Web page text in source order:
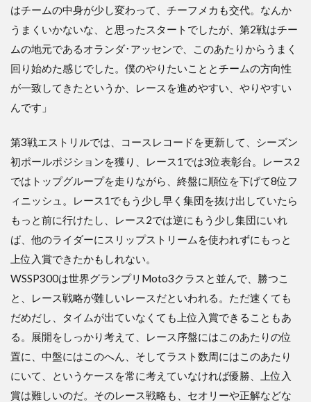
はチームの中身が少し変わって、チーフメカも交代。なんか
うまくいかないな、と思ったスタートでしたが、第2戦はチー
ムの地元であるオランダ･アッセンで、このあたりからうまく
回り始めた感じでした。僕のやりたいこととチームの方向性
が一致してきたというか、レースを進めやすい、やりやすい
んです」
第3戦エストリルでは、コースレコードを更新して、シーズン
初ポールポジションを獲り、レース1では3位表彰台。レース2
ではトップグループを走りながら、終盤に順位を下げて8位フ
ィニッシュ。レース1でもう少し早く集団を抜け出していたら
もっと前に行けたし、レース2では逆にもう少し集団にいれ
ば、他のライダーにスリップストリームを使われずにもっと
上位入賞できたかもしれない。
WSSP300は世界グランプリMoto3クラスと並んで、勝つこ
と、レース戦略が難しいレースだといわれる。ただ速くても
だめだし、タイムが出ていなくても上位入賞できることもあ
る。展開をしっかり考えて、レース序盤にはこのあたりの位
置に、中盤にはこのへん、そしてラスト数周にはこのあたり
にいて、というケースを常に考えていなければ優勝、上位入
賞は難しいのだ。そのレース戦略も、セオリーや正解などな